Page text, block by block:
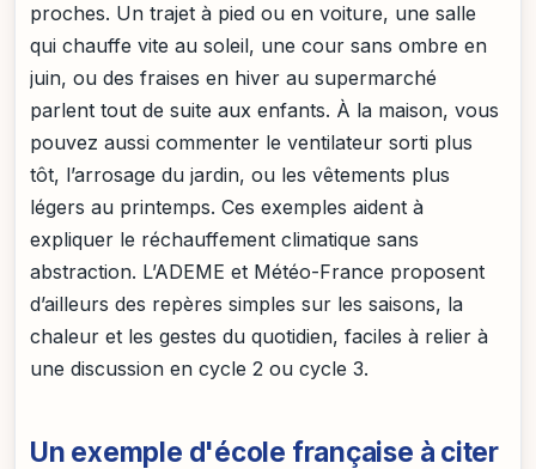
proches. Un trajet à pied ou en voiture, une salle
qui chauffe vite au soleil, une cour sans ombre en
juin, ou des fraises en hiver au supermarché
parlent tout de suite aux enfants. À la maison, vous
pouvez aussi commenter le ventilateur sorti plus
tôt, l’arrosage du jardin, ou les vêtements plus
légers au printemps. Ces exemples aident à
expliquer le réchauffement climatique sans
abstraction. L’ADEME et Météo-France proposent
d’ailleurs des repères simples sur les saisons, la
chaleur et les gestes du quotidien, faciles à relier à
une discussion en cycle 2 ou cycle 3.
Un exemple d'école française à citer